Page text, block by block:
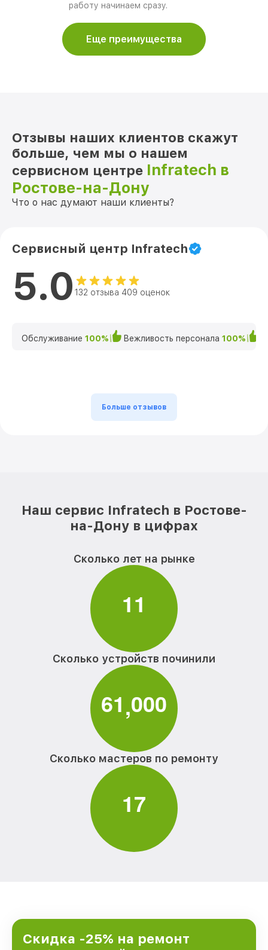
работу начинаем сразу.
Еще преимущества
Отзывы наших клиентов скажут
больше, чем мы о нашем
сервисном центре Infratech в
Ростове-на-Дону
Что о нас думают наши клиенты?
Сервисный центр Infratech
5.0 132 отзыва 409 оценок
Обслуживание 100% Вежливость персонала 100%
Больше отзывов
Наш сервис Infratech в Ростове-
на-Дону в цифрах
Сколько лет на рынке
11
Сколько устройств починили
61,000
Сколько мастеров по ремонту
17
Скидка -25% на ремонт